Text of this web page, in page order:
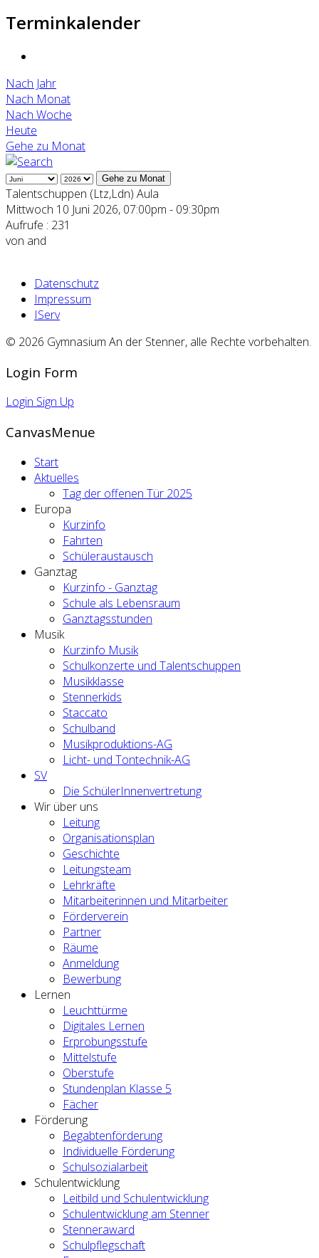
Terminkalender
Nach Jahr
Nach Monat
Nach Woche
Heute
Gehe zu Monat
Gehe zu Monat
Talentschuppen (Ltz,Ldn) Aula
Mittwoch 10 Juni 2026, 07:00pm - 09:30pm
Aufrufe : 231
von and
Datenschutz
Impressum
IServ
© 2026 Gymnasium An der Stenner, alle Rechte vorbehalten.
Login Form
Login Sign Up
CanvasMenue
Start
Aktuelles
Tag der offenen Tür 2025
Europa
Kurzinfo
Fahrten
Schüleraustausch
Ganztag
Kurzinfo - Ganztag
Schule als Lebensraum
Ganztagsstunden
Musik
Kurzinfo Musik
Schulkonzerte und Talentschuppen
Musikklasse
Stennerkids
Staccato
Schulband
Musikproduktions-AG
Licht- und Tontechnik-AG
SV
Die SchülerInnenvertretung
Wir über uns
Leitung
Organisationsplan
Geschichte
Leitungsteam
Lehrkräfte
Mitarbeiterinnen und Mitarbeiter
Förderverein
Partner
Räume
Anmeldung
Bewerbung
Lernen
Leuchttürme
Digitales Lernen
Erprobungsstufe
Mittelstufe
Oberstufe
Stundenplan Klasse 5
Fächer
Förderung
Begabtenförderung
Individuelle Förderung
Schulsozialarbeit
Schulentwicklung
Leitbild und Schulentwicklung
Schulentwicklung am Stenner
Stenneraward
Schulpflegschaft